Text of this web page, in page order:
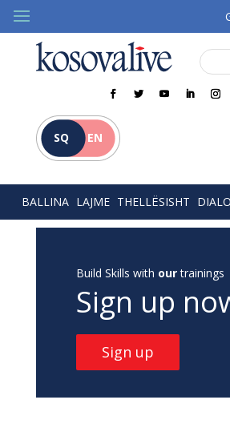
SQ EN
BALLINA LAJME THELLËSISHT
Build Skills with ourtrainings
Sign up
Sign up